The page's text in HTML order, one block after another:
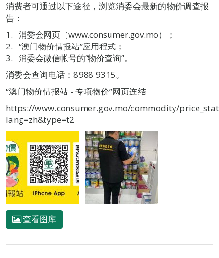
消费者可通过以下途径，浏览消委会最新的物价调查报
告：
消委会网页（www.consumer.gov.mo）；
“澳门物价情报站”应用程式；
消委会微信帐号的“物价查询”。
消委会查询电话：8988 9315。
“澳门物价情报站 - 专项物价”网页连结
https://www.consumer.gov.mo/commodity/
lang=zh&type=t2
查看图库